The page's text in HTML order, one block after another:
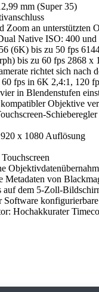
mm (Super 35)
Zoom an unterstützten
Native ISO: 400 und
(6K) bis zu 50 fps
bis zu 60 fps 2868
richtet sich
fps in 6K 2,4:1, 120
in Blendenstufen
Objektive
x 1080 Auflösung
von
auf dem 5-Zoll-
Software
Hochakkurater